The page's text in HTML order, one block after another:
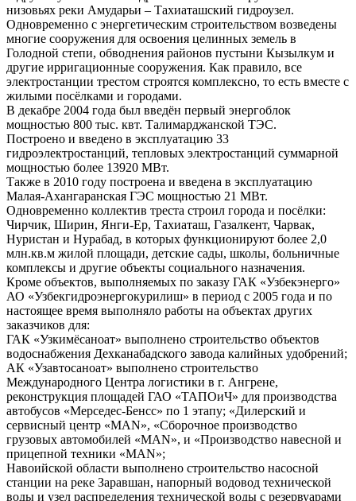
низовьях реки Амударьи – Тахиаташский гидроузел.
Одновременно с энергетическим строительством возведены
многие сооружения для освоения целинных земель в
Голодной степи, обводнения районов пустыни Кызылкум и
другие ирригационные сооружения. Как правило, все
электростанции трестом строятся комплексно, то есть вместе с
жилыми посёлками и городами.
В декабре 2004 года был введён первый энергоблок
мощностью 800 тыс. квт. Талимарджанской ТЭС.
Построено и введено в эксплуатацию 33
гидроэлектростанций, тепловых электростанций суммарной
мощностью более 13920 МВт.
Также в 2010 году построена и введена в эксплуатацию
Малая-Ахангаранская ГЭС мощностью 21 МВт.
Одновременно коллектив треста строил города и посёлки:
Чирчик, Ширин, Янги-Ер, Тахиаташ, Газалкент, Чарвак,
Нуристан и Нурабад, в которых функционируют более 2,0
млн.кв.м жилой площади, детские сады, школы, больничные
комплексы и другие объекты социального назначения.
Кроме объектов, выполняемых по заказу ГАК «Узбекэнерго»
АО «Узбекгидроэнергокурилиш» в период с 2005 года и по
настоящее время выполняло работы на объектах других
заказчиков для:
ГАК «Узкимёсаноат» выполнено строительство объектов
водоснабжения Дехканабадского завода калийных удобрений;
АК «Узавтосаноат» выполнено строительство
Международного Центра логистики в г. Ангрене,
реконструкция площадей ГАО «ТАПОиЧ» для производства
автобусов «Мерседес-Бенсс» по 1 этапу; «Дилерский и
сервисный центр «MAN», «Сборочное производство
грузовых автомобилей «MAN», и «Производство навесной и
прицепной техники «MAN»;
Навоийской области выполнено строительство насосной
станции на реке Заравшан, напорный водовод технической
воды и узел распределения технической воды с резервуарами